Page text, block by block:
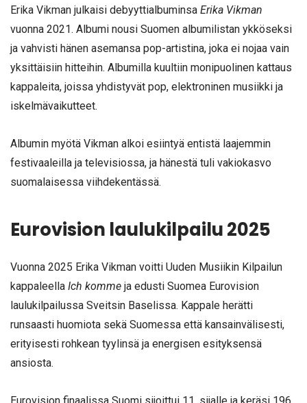
Erika Vikman julkaisi debyyttialbuminsa Erika Vikman
vuonna 2021. Albumi nousi Suomen albumilistan ykköseksi
ja vahvisti hänen asemansa pop-artistina, joka ei nojaa vain
yksittäisiin hitteihin. Albumilla kuultiin monipuolinen kattaus
kappaleita, joissa yhdistyvät pop, elektroninen musiikki ja
iskelmävaikutteet.
Albumin myötä Vikman alkoi esiintyä entistä laajemmin
festivaaleilla ja televisiossa, ja hänestä tuli vakiokasvo
suomalaisessa viihdekentässä.
Eurovision laulukilpailu 2025
Vuonna 2025 Erika Vikman voitti Uuden Musiikin Kilpailun
kappaleella Ich komme ja edusti Suomea Eurovision
laulukilpailussa Sveitsin Baselissa. Kappale herätti
runsaasti huomiota sekä Suomessa että kansainvälisesti,
erityisesti rohkean tyylinsä ja energisen esityksensä
ansiosta.